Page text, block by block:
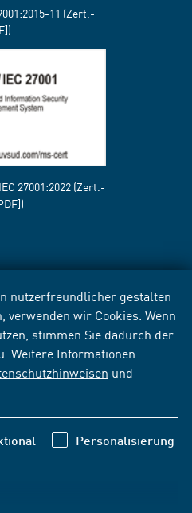
nutzerfreundlicher gestalten
wir Cookies. Wenn
stimmen Sie dadurch der
Weitere Informationen
und
Personalisierung
11 (Zert.-
27001:2022 (Zert.-